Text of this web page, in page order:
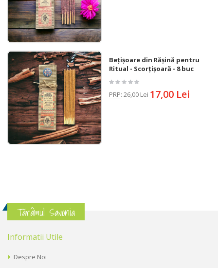
Bețișoare din Rășină pentru
Ritual - Scorțișoară - 8 buc
PRP: 26,00 Lei 17,00 Lei
Tărâmul Savonia
Informatii Utile
Despre Noi